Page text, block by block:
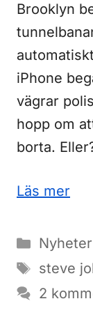
Brooklyn
iPhone
vägrar
hopp om
borta.
Läs mer
Nyheter
steve
2